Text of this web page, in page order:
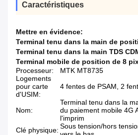
Caractéristiques
Mettre en évidence:
Terminal tenu dans la main de
Terminal tenu dans la main TDS
Terminal mobile de position de 8
Processeur:
MTK MT8735
Logements
pour carte
d'USIM:
4 fentes de PSAM, 2
Nom:
Terminal tenu dans la
du paiement mobile 4G
l'imprim
Clé physique: Sous tension/hors